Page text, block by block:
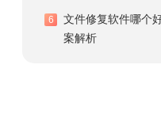
6
文件修复软件哪个
案解析